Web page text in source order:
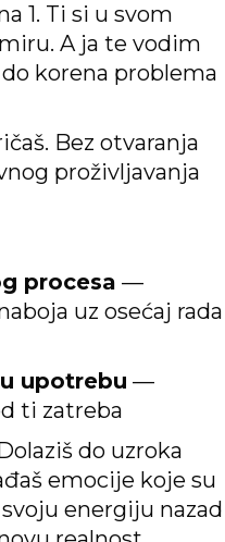
1. Ti si u svom
A ja te vodim
korena problema
Bez otvaranja
proživljavanja
procesa —
uz osećaj rada
upotrebu —
ti zatreba
do uzroka
emocije koje su
energiju nazad